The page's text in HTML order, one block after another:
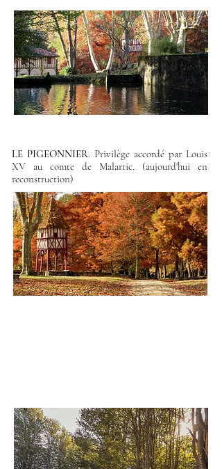
LE PIGEONNIER. Privilège accordé par Louis
XV au comte de Malartic. (aujourd'hui en
reconstruction)